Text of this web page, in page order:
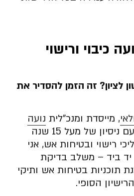
כיבוי ורישוי
לציון? זה הזמן להסדיר את
, מייסדת ומנכ”לית נועה
בע”מ. עם ניסיון של מעל 15 שנה
רישוי ובטיחות אש, אני
יד ביד – משלב בדיקת
תוכניות בטיחות אש ותיקי
הסופי.